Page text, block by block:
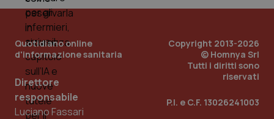
Quotidiano online
d'informazione sanitaria
Direttore
responsabile
Luciano Fassari
Copyright 2013-2026
© Homnya Srl
Tutti i diritti sono
riservati
P.I. e C.F. 13026241003
Scadenza
_ga_0VMQEQKQ1N .quotidianosanita.it
1 anno 1
mese
Questo
cookie
VISITOR_INFO1_LIVE
5 mesi 4